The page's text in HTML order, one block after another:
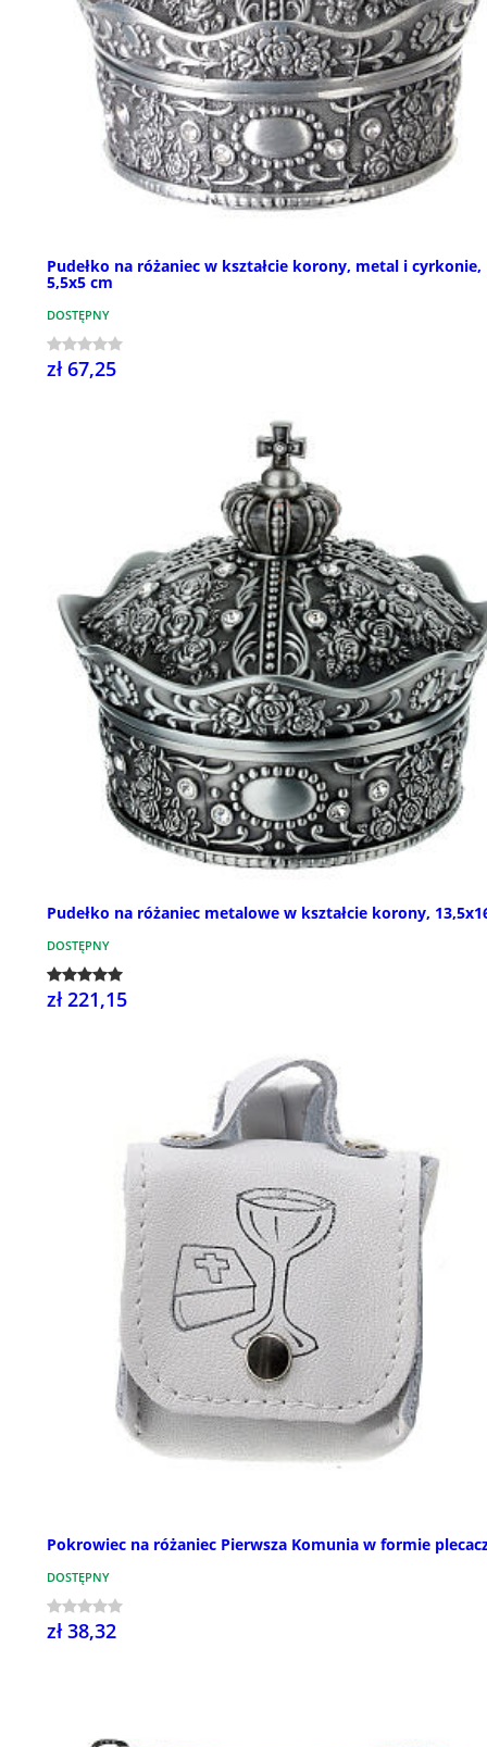
Pudełko na różaniec w kształcie korony, metal i cyrkonie,
5,5x5 cm
DOSTĘPNY
zł 67,25
Pudełko na różaniec metalowe w kształcie korony,
DOSTĘPNY
zł 221,15
Pokrowiec na różaniec Pierwsza Komunia w formie
DOSTĘPNY
zł 38,32